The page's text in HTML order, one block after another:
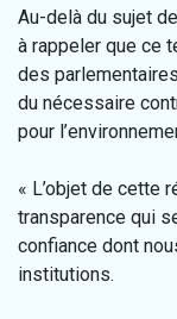
Au-delà du sujet
à rappeler que ce
des
du nécessaire
pour
« L’objet de cette
transparence qui
confiance dont
institutions.